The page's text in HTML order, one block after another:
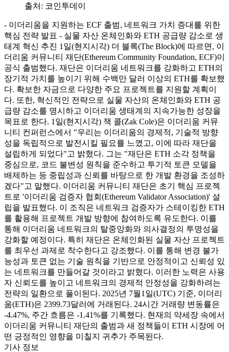
출처: 코인투데이
- 이더리움을 지원하는 ECF 출범, 네트워크 가치 증대를 위한
핵심 전략 발표 - 실물 자산 온체인화와 ETH 공급량 감소로 생
태계 혁신 추진 1일(현지시각) 더 블록(The Block)에 따르면, 이
더리움 커뮤니티 재단(Ethereum Community Foundation, ECF)이
공식 출범했다. 재단은 이더리움 네트워크를 강화하고 ETH의
장기적 가치를 높이기 위해 수백만 달러 이상의 ETH를 확보했
다. 확보한 자금으로 다양한 주요 프로젝트를 지원할 계획이
다. 또한, 혁신적인 전략으로 실물 자산의 온체인화와 ETH 공
급량 감소를 명시하고 이더리움 생태계의 지속가능한 성장을
목표로 한다. 1일(현지시각) 잭 콜(Zak Cole)은 이더리움 커뮤
니티 컨퍼런스에서 "우리는 이더리움의 경제적, 기술적 방향
성을 독립적으로 발전시킬 필요를 느꼈고, 이에 따라 재단을
설립하게 되었다"고 밝혔다. 그는 "재단은 ETH 소각 정책을
중심으로, 코드 불변성 원칙을 준수하고 투기적 토큰 모델을
배제하는 등 중립성과 신뢰를 바탕으로 한 개발 환경을 조성하
겠다"고 말했다. 이더리움 커뮤니티 재단은 초기 핵심 프로젝
트로 '이더리움 검증자 협회(Ethereum Validator Association)' 설
립을 발표했다. 이 조직은 네트워크 검증자가 스테이킹한 ETH
를 활용해 프로젝트 개발 방향에 참여하도록 유도한다. 이를
통해 이더리움 네트워크의 탈중앙화와 의사결정의 투명성을
강화할 예정이다. 특히 재단은 온체인화된 실물 자산 프로젝트
를 최우선 과제로 착수한다고 강조했다. 이를 통해 변경 불가
능성과 토큰 없는 기술 원칙을 기반으로 안정적이고 신뢰성 있
는 네트워크를 만들어갈 것이라고 밝혔다. 이러한 노력은 사용
자 신뢰도를 높이고 네트워크의 경제적 안정성을 강화하려는
전략의 일환으로 풀이된다. 2025년 7월1일(UTC) 기준, 이더리
움(ETH)은 2399.73달러에 거래된다. 24시간 거래량 변동률은
-4.47%, 주간 흐름은 -1.41%를 기록했다. 현재의 약세장 속에서
이더리움 커뮤니티 재단의 출범과 새 정책들이 ETH 시장에 어
떤 긍정적인 영향을 미칠지 귀추가 주목된다.
기사 정보